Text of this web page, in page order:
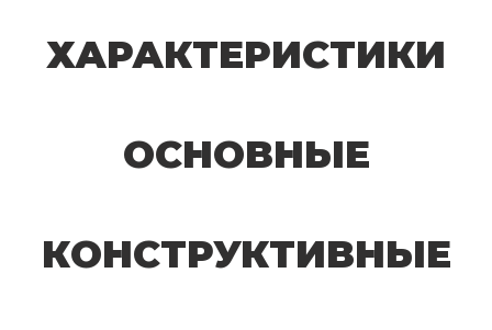
ХАРАКТЕРИСТИКИ
ОСНОВНЫЕ
КОНСТРУКТИВНЫЕ